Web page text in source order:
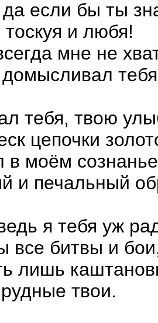
если бы ты
тоскуя и любя!
мне не
тебя, твою
цепочки
в моём
и печальный
я тебя уж
все битвы и
лишь
твои.